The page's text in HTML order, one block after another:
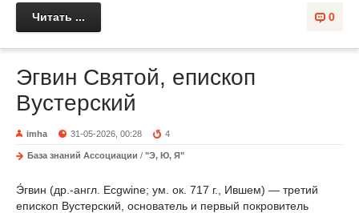
0
Читать ...
Эгвин Святой, епископ
Вустерский
imha 31-05-2026, 00:28 4
База знаний Ассоциации / "Э, Ю, Я"
Э́гвин (др.-англ. Ecgwine; ум. ок. 717 г., Ившем) — третий
епископ Вустерский, основатель и первый покровитель